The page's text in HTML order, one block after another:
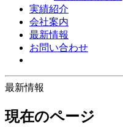
実績紹介
会社案内
最新情報
お問い合わせ
最新情報
現在のページ